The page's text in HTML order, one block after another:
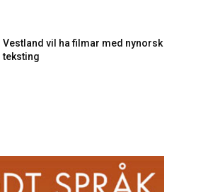
Vestland vil ha filmar med nynorsk
teksting